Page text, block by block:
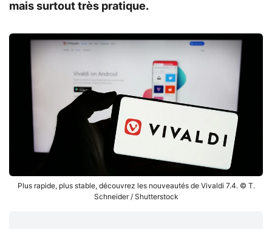
mais surtout très pratique.
Plus rapide, plus stable, découvrez les nouveautés de Vivaldi 7.4. © T.
Schneider / Shutterstock